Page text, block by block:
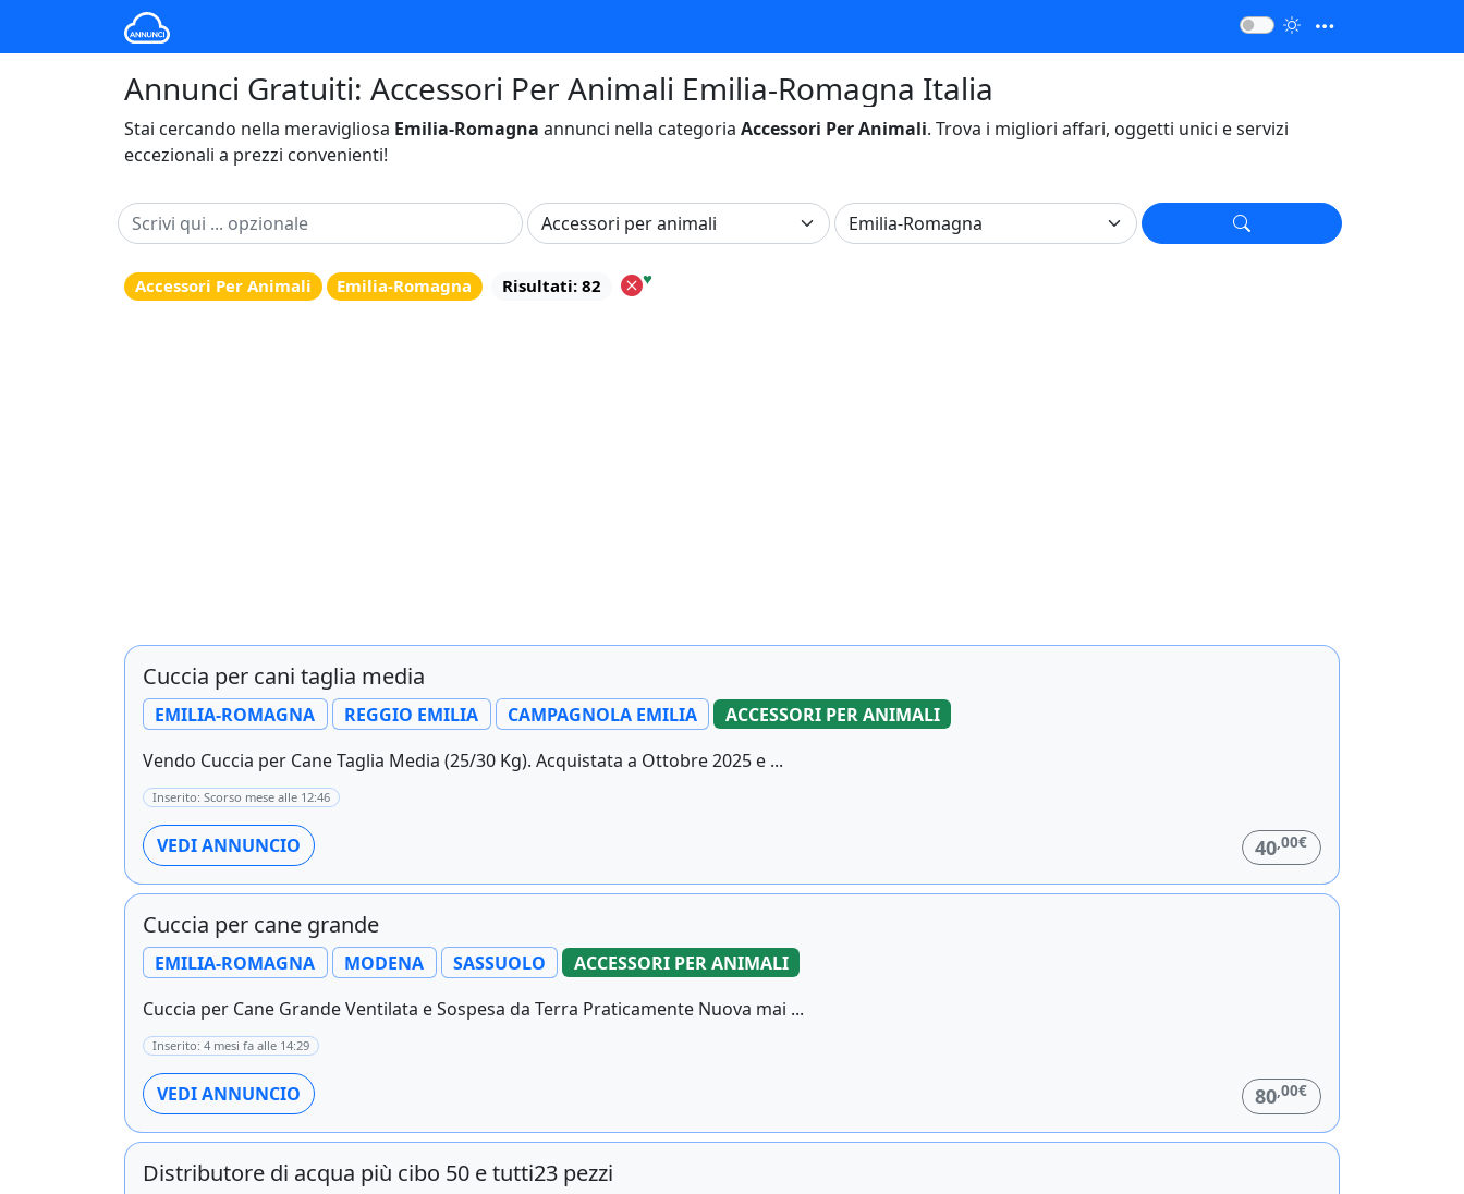
Annunci Gratuiti: Accessori Per Animali Emilia-Romagna Italia
Stai cercando nella meravigliosa Emilia-Romagna annunci nella categoria Accessori Per Animali. Trova i migliori affari, oggetti unici e servizi
eccezionali a prezzi convenienti!
Accessori Per Animali Emilia-Romagna Risultati: 82 ♥
Cuccia per cani taglia media
EMILIA-ROMAGNA REGGIO EMILIA CAMPAGNOLA EMILIA
ACCESSORI PER ANIMALI
Vendo Cuccia per Cane Taglia Media (25/30 Kg). Acquistata a Ottobre 2025 e ...
Inserito: Scorso mese alle 12:46
VEDI ANNUNCIO 40,00€
Cuccia per cane grande
EMILIA-ROMAGNA MODENA SASSUOLO
ACCESSORI PER ANIMALI
Cuccia per Cane Grande Ventilata e Sospesa da Terra Praticamente Nuova mai ...
Inserito: 4 mesi fa alle 14:29
VEDI ANNUNCIO 80,00€
Distributore di acqua più cibo 50 e tutti23 pezzi